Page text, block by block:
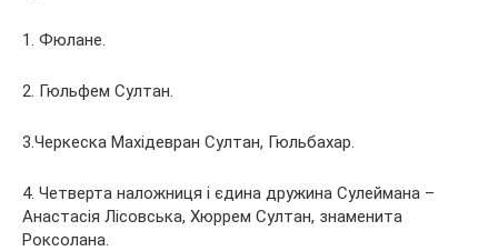
1. Фюлане.
2. Гюльфем Султан.
3.Черкеска Махідевран Султан, Гюльбахар.
4. Четверта наложниця і єдина дружина Сулеймана –
Анастасія Лісовська, Хюррем Султан, знаменита
Роксолана.